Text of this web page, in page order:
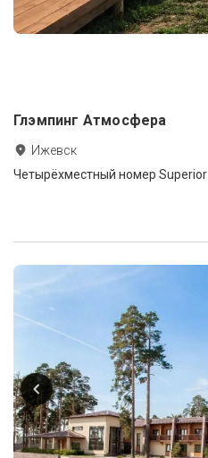
Глэмпинг Атмосфера
Ижевск
Четырёхместный номер Superior